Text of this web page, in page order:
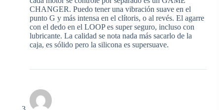
CHANGER. Puedo tener una vibración suave en el
punto G y más intensa en el clítoris, o al revés. El agarre
con el dedo en el LOOP es super seguro, incluso con
lubricante. La calidad se nota nada más sacarlo de la
caja, es sólido pero la silicona es supersuave.